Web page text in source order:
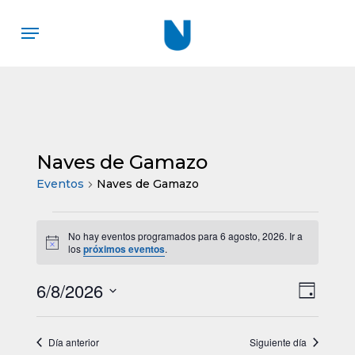
Menu
Naves de Gamazo
Eventos Naves de Gamazo
Eventos
en
6
agosto,
Aviso
No hay eventos programados para 6 agosto, 2026. Ir a
lospróximos eventos.
de
de
Día
6/8/2026
Selecciona
Día anterior Siguiente día